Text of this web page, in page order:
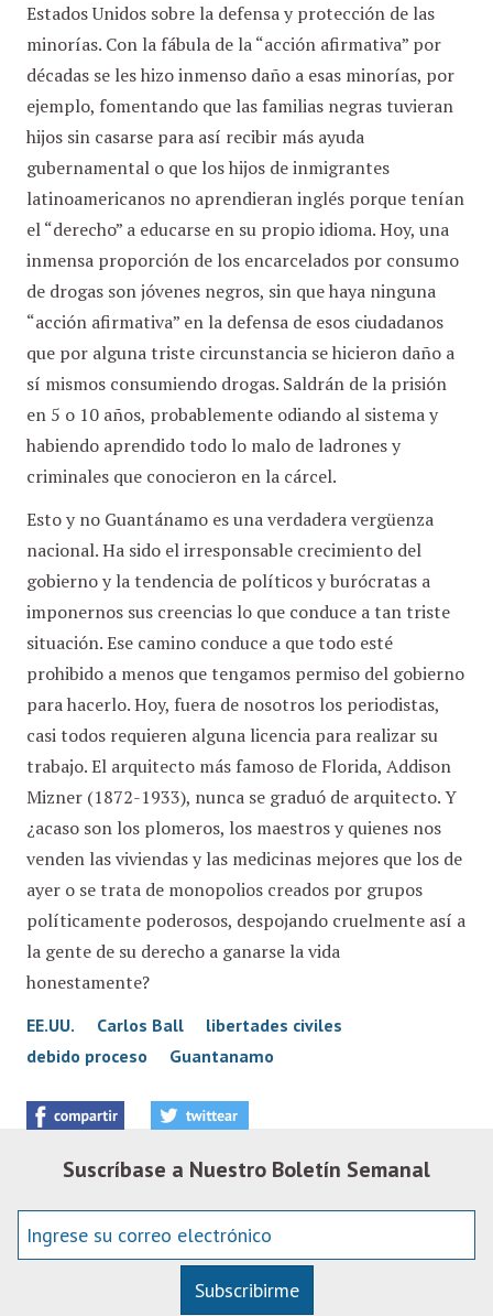
Estados Unidos sobre la defensa y protección de las
minorías. Con la fábula de la “acción afirmativa” por
décadas se les hizo inmenso daño a esas minorías, por
ejemplo, fomentando que las familias negras tuvieran
hijos sin casarse para así recibir más ayuda
gubernamental o que los hijos de inmigrantes
latinoamericanos no aprendieran inglés porque tenían
el “derecho” a educarse en su propio idioma. Hoy, una
inmensa proporción de los encarcelados por consumo
de drogas son jóvenes negros, sin que haya ninguna
“acción afirmativa” en la defensa de esos ciudadanos
que por alguna triste circunstancia se hicieron daño a
sí mismos consumiendo drogas. Saldrán de la prisión
en 5 o 10 años, probablemente odiando al sistema y
habiendo aprendido todo lo malo de ladrones y
criminales que conocieron en la cárcel.
Esto y no Guantánamo es una verdadera vergüenza
nacional. Ha sido el irresponsable crecimiento del
gobierno y la tendencia de políticos y burócratas a
imponernos sus creencias lo que conduce a tan triste
situación. Ese camino conduce a que todo esté
prohibido a menos que tengamos permiso del gobierno
para hacerlo. Hoy, fuera de nosotros los periodistas,
casi todos requieren alguna licencia para realizar su
trabajo. El arquitecto más famoso de Florida, Addison
Mizner (1872-1933), nunca se graduó de arquitecto. Y
¿acaso son los plomeros, los maestros y quienes nos
venden las viviendas y las medicinas mejores que los de
ayer o se trata de monopolios creados por grupos
políticamente poderosos, despojando cruelmente así a
la gente de su derecho a ganarse la vida
honestamente?
EE.UU. Carlos Ball
libertades civiles
debido proceso
Guantanamo
Suscríbase a Nuestro Boletín Semanal